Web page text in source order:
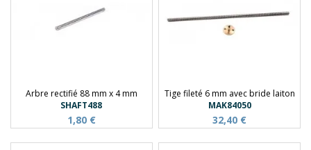
Arbre rectifié 88 mm x 4 mm
SHAFT488
1,80 €
Tige fileté 6 mm avec bride laiton
MAK84050
32,40 €